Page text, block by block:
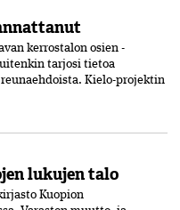
kerrostalon osien
tarjosi tietoa
Kielo-projektin
lukujen talo
Kuopion